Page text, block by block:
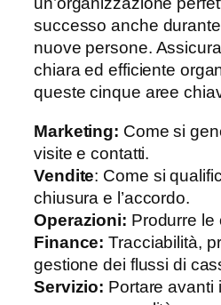
successo anche
nuove persone.
chiara ed efficiente
queste cinque aree
Marketing: Come si
visite e contatti.
Vendite: Come si
chiusura e l’accordo.
Operazioni: Produrre le
Finance: Tracciabilità,
gestione dei flussi di
Servizio: Portare avanti